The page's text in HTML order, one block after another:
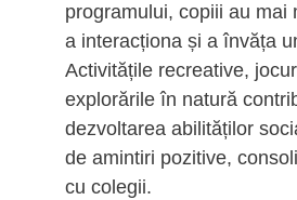
programului, copiii au mai
a interacționa și a învăța
Activitățile recreative,
explorările în natură
dezvoltarea abilităților
de amintiri pozitive,
cu colegii.